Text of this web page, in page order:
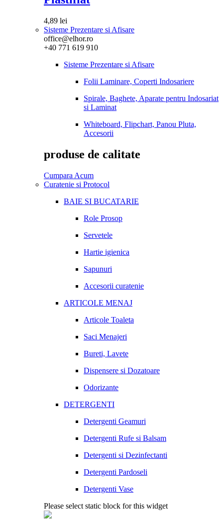
4,89 lei
Sisteme Prezentare si Afisare
office@elhor.ro
+40 771 619 910
Sisteme Prezentare si Afisare
Folii Laminare, Coperti Indosariere
Spirale, Baghete, Aparate pentru Indosariat
si Laminat
Whiteboard, Flipchart, Panou Pluta,
Accesorii
produse de calitate
Cumpara Acum
Curatenie si Protocol
BAIE SI BUCATARIE
Role Prosop
Servetele
Hartie igienica
Sapunuri
Accesorii curatenie
ARTICOLE MENAJ
Articole Toaleta
Saci Menajeri
Bureti, Lavete
Dispensere si Dozatoare
Odorizante
DETERGENTI
Detergenti Geamuri
Detergenti Rufe si Balsam
Detergenti si Dezinfectanti
Detergenti Pardoseli
Detergenti Vase
Please select static block for this widget